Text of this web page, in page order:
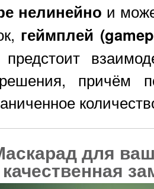
нелинейно и
геймплей
причём
для